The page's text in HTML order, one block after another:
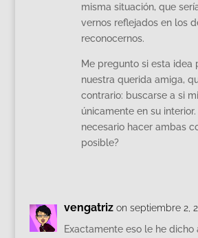
misma situación, que
vernos reflejados en los
reconocernos.
Me pregunto si esta idea
nuestra querida amiga,
contrario: buscarse a si
únicamente en su interior.
necesario hacer ambas
posible?
vengatriz on septiembre 2,
Exactamente eso le he dicho